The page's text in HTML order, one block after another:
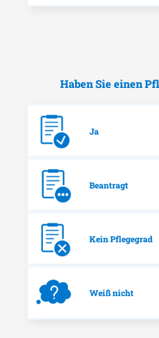
Haben Sie einen
Ja
Beantragt
Kein Pflegegrad
Weiß nicht